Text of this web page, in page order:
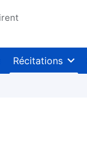
Récitations